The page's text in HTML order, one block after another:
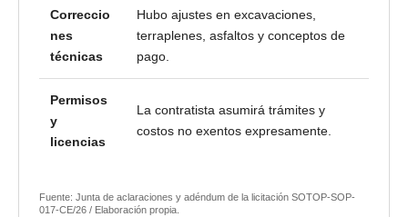
Correccio
nes
técnicas
Hubo ajustes en excavaciones,
terraplenes, asfaltos y conceptos de
pago.
Permisos
y
licencias
La contratista asumirá trámites y
costos no exentos expresamente.
Fuente: Junta de aclaraciones y adéndum de la licitación SOTOP-SOP-
017-CE/26 / Elaboración propia.